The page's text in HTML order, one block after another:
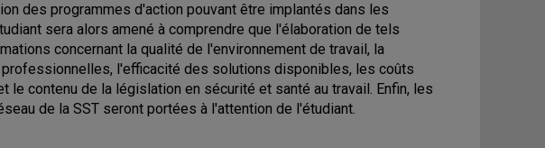
des programmes d'action pouvant être implantés dans les
sera alors amené à comprendre que l'élaboration de tels
concernant la qualité de l'environnement de travail, la
l'efficacité des solutions disponibles, les coûts
contenu de la législation en sécurité et santé au travail. Enfin, les
de la SST seront portées à l'attention de l'étudiant.